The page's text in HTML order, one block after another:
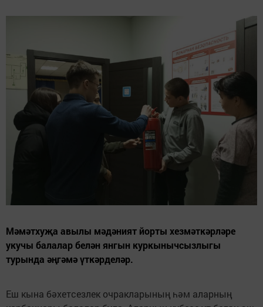
Мәмәтхуҗа авылы мәдәният йорты хезмәткәрләре
укучы балалар белән янгын куркынычсызлыгы
турында әңгәмә үткәрделәр.
Еш кына бәхетсезлек очракларының һәм аларның